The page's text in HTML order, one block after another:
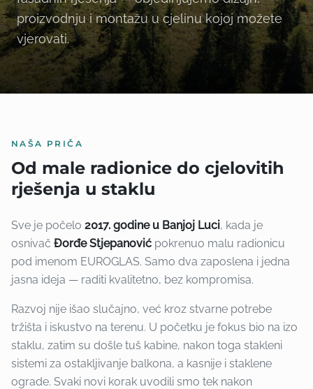
proizvodnju i montažu u cjelinu kojoj možete
vjerovati.
NAŠA PRIČA
Od male radionice do cjelovitih
rješenja u staklu
Sve je počelo 2017. godine u Banjoj Luci, kada je
osnivač Đorđe Stjepanović pokrenuo malu radionicu
pod imenom EUROGLAS. Samo dva zaposlena i jedna
jasna ideja — raditi kvalitetno, bez kompromisa.
Razvoj nije išao slučajno, već kroz stvarne potrebe
tržišta i iskustvo na terenu. U početku je fokus bio na izo
staklu, zatim su došle tuš kabine, nakon toga stakleni
sistemi za ostakljivanje balkona, a kasnije i staklene
ograde. Svaki novi korak uvodili smo tek nakon